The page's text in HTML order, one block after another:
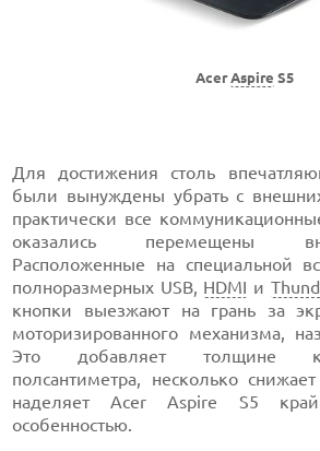
AcerAspire S5
Для достижения столь
были вынуждены убрать с
практически все
оказались перемещены
Расположенные на специальной
полноразмерных USB, HDMI и
кнопки выезжают на грань за
моторизированного механизма,
Это добавляет толщине
полсантиметра, несколько снижает
наделяет Acer Aspire S5
особенностью.